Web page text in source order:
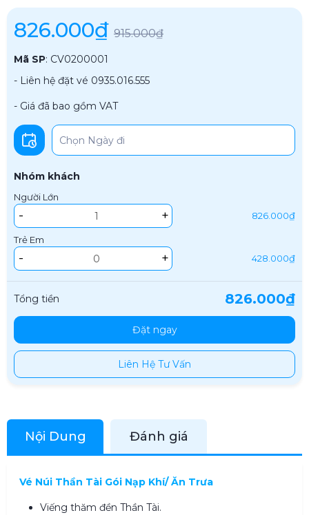
826.000₫ 915.000₫
Mã SP: CV0200001
- Liên hệ đặt vé 0935.016.555
- Giá đã bao gồm VAT
Nhóm khách
Người Lớn
- + 826.000₫
Trẻ Em
- + 428.000₫
Tổng tiền 826.000₫
Đặt ngay
Liên Hệ Tư Vấn
Nội Dung Đánh giá
Vé Núi Thần Tài Gói Nạp Khí/ Ăn Trưa
Viếng thăm đền Thần Tài.